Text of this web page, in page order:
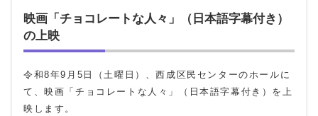
映画「チョコレートな人々」（日本語字幕付き）
の上映
令和8年9月5日（土曜日）、西成区民センターのホールに
て、映画「チョコレートな人々」（日本語字幕付き）を上
映します。